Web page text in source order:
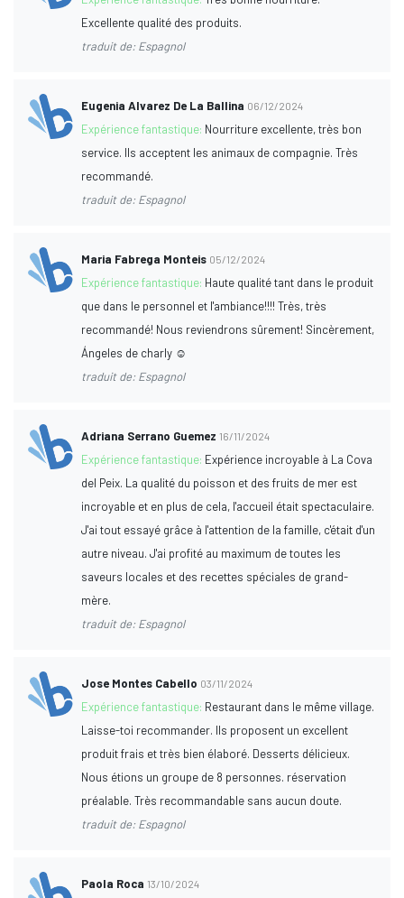
Excellente qualité des produits.
traduit de: Espagnol
Eugenia Alvarez De La Ballina 06/12/2024
Expérience fantastique: Nourriture excellente, très bon
service. Ils acceptent les animaux de compagnie. Très
recommandé.
traduit de: Espagnol
Maria Fabrega Monteis 05/12/2024
Expérience fantastique: Haute qualité tant dans le produit
que dans le personnel et l'ambiance!!!! Très, très
recommandé! Nous reviendrons sûrement! Sincèrement,
Ángeles de charly ☺️
traduit de: Espagnol
Adriana Serrano Guemez 16/11/2024
Expérience fantastique: Expérience incroyable à La Cova
del Peix. La qualité du poisson et des fruits de mer est
incroyable et en plus de cela, l'accueil était spectaculaire.
J'ai tout essayé grâce à l'attention de la famille, c'était d'un
autre niveau. J'ai profité au maximum de toutes les
saveurs locales et des recettes spéciales de grand-
mère.
traduit de: Espagnol
Jose Montes Cabello 03/11/2024
Expérience fantastique: Restaurant dans le même village.
Laisse-toi recommander. Ils proposent un excellent
produit frais et très bien élaboré. Desserts délicieux.
Nous étions un groupe de 8 personnes. réservation
préalable. Très recommandable sans aucun doute.
traduit de: Espagnol
Paola Roca 13/10/2024